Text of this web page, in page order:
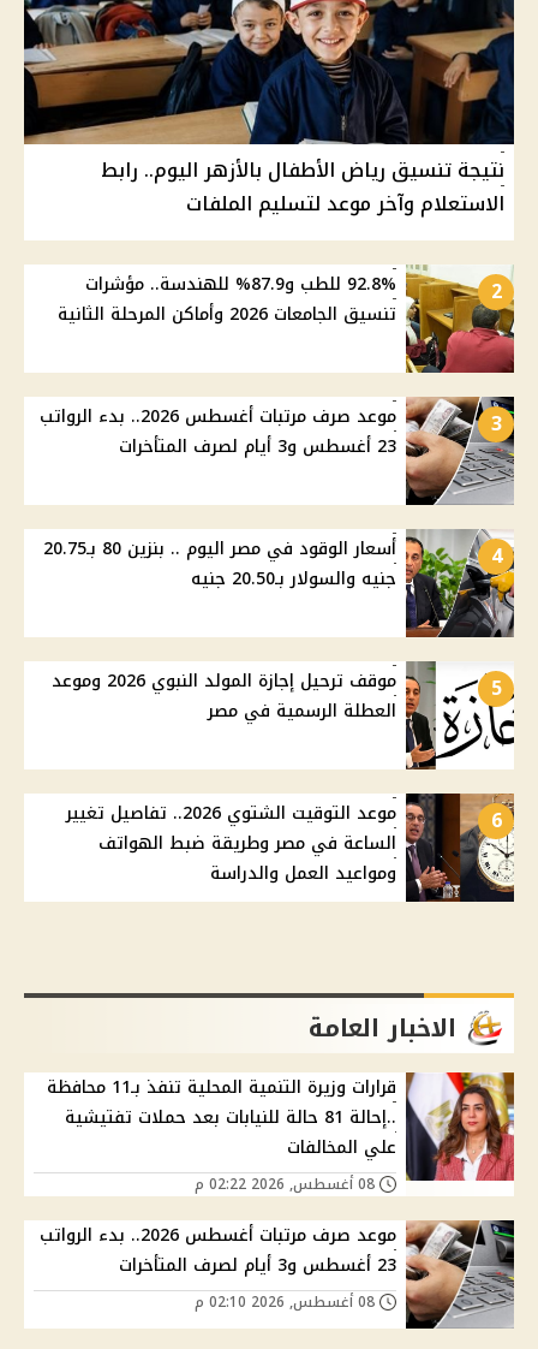
نتيجة تنسيق رياض الأطفال بالأزهر اليوم.. رابط
الاستعلام وآخر موعد لتسليم الملفات
2
92.8% للطب و87.9% للهندسة.. مؤشرات
تنسيق الجامعات 2026 وأماكن المرحلة الثانية
3
موعد صرف مرتبات أغسطس 2026.. بدء الرواتب
23 أغسطس و3 أيام لصرف المتأخرات
4
أسعار الوقود في مصر اليوم .. بنزين 80 بـ20.75
جنيه والسولار بـ20.50 جنيه
5
موقف ترحيل إجازة المولد النبوي 2026 وموعد
العطلة الرسمية في مصر
6
موعد التوقيت الشتوي 2026.. تفاصيل تغيير
الساعة في مصر وطريقة ضبط الهواتف
ومواعيد العمل والدراسة
الاخبار العامة
قرارات وزيرة التنمية المحلية تنفذ بـ11 محافظة
..إحالة 81 حالة للنيابات بعد حملات تفتيشية
علي المخالفات
موعد صرف مرتبات أغسطس 2026.. بدء الرواتب
23 أغسطس و3 أيام لصرف المتأخرات